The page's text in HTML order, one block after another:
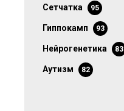
сетчатка 95
гиппокамп 93
нейрогенетика 83
аутизм 82